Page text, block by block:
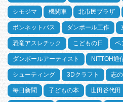
シモジマ 機関車 北市民プラザ
ボンネットバス ダンボール工作
恐竜アスレチック こどもの日 ペ
ダンボールアーティスト NITTOH通
シューティング 3Dクラフト 志
毎日新聞 子どもの本 世田谷代田